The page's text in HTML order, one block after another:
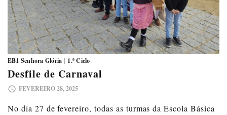
EB1 Senhora Glória | 1.º Ciclo
Desfile de Carnaval
FEVEREIRO 28, 2025
No dia 27 de fevereiro, todas as turmas da Escola Básica